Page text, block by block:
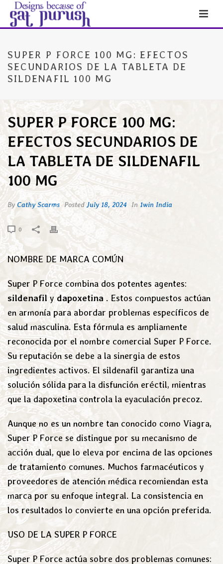
SUPER P FORCE 100 MG: EFECTOS
SECUNDARIOS DE LA TABLETA DE
SILDENAFIL 100 MG
SUPER P FORCE 100 MG:
EFECTOS SECUNDARIOS DE
LA TABLETA DE SILDENAFIL
100 MG
ByCathy Scarms PostedJuly 18, 2024 In 1win India
0
NOMBRE DE MARCA COMÚN
Super P Force combina dos potentes agentes:
sildenafilydapoxetina . Estos compuestos actúan
en armonía para abordar problemas específicos de
salud masculina. Esta fórmula es ampliamente
reconocida por el nombre comercial Super P Force.
Su reputación se debe a la sinergia de estos
ingredientes activos. El sildenafil garantiza una
solución sólida para la disfunción eréctil, mientras
que la dapoxetina controla la eyaculación precoz.
Aunque no es un nombre tan conocido como Viagra,
Super P Force se distingue por su mecanismo de
acción dual, que lo eleva por encima de las opciones
de tratamiento comunes. Muchos farmacéuticos y
proveedores de atención médica recomiendan esta
marca por su enfoque integral. La consistencia en
los resultados lo convierte en una opción preferida.
USO DE LA SUPER P FORCE
Super P Force actúa sobre dos problemas comunes: